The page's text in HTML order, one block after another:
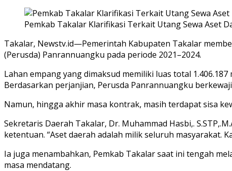
Pemkab Takalar Klarifikasi Terkait Utang Sewa Aset
Takalar, Newstv.id—Pemerintah Kabupaten Takalar
(Perusda) Panrannuangku pada periode 2021–2024.
Lahan empang yang dimaksud memiliki luas total
Berdasarkan perjanjian, Perusda Panrannuangku
Namun, hingga akhir masa kontrak, masih terdapat sisa
Sekretaris Daerah Takalar, Dr. Muhammad Hasbi,.
ketentuan. “Aset daerah adalah milik seluruh masyarakat.
Ia juga menambahkan, Pemkab Takalar saat ini tengah
masa mendatang.